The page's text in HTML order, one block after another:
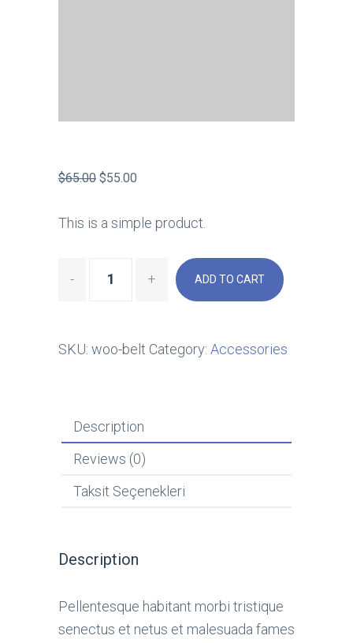
$65.00 $55.00
This is a simple product.
ADD TO CART
SKU: woo-belt Category: Accessories
Description
Reviews (0)
Taksit Seçenekleri
Description
Pellentesque habitant morbi tristique
senectus et netus et malesuada fames